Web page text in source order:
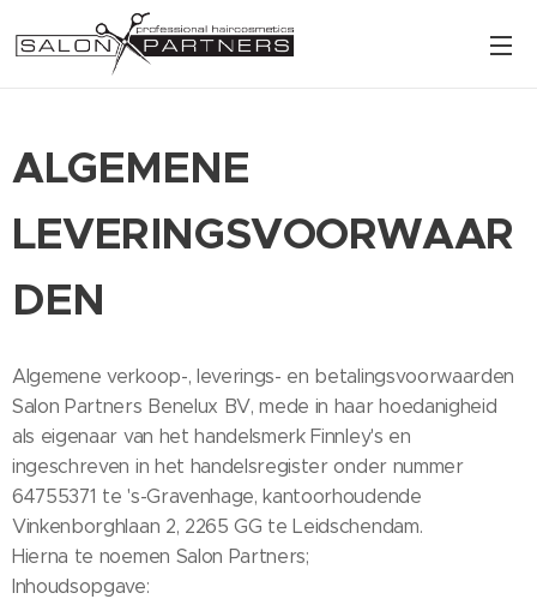
ALGEMENE
LEVERINGSVOORWAAR
DEN
Algemene verkoop-, leverings- en betalingsvoorwaarden
Salon Partners Benelux BV, mede in haar hoedanigheid
als eigenaar van het handelsmerk Finnley's en
ingeschreven in het handelsregister onder nummer
64755371 te 's-Gravenhage, kantoorhoudende
Vinkenborghlaan 2, 2265 GG te Leidschendam.
Hierna te noemen Salon Partners;
Inhoudsopgave: